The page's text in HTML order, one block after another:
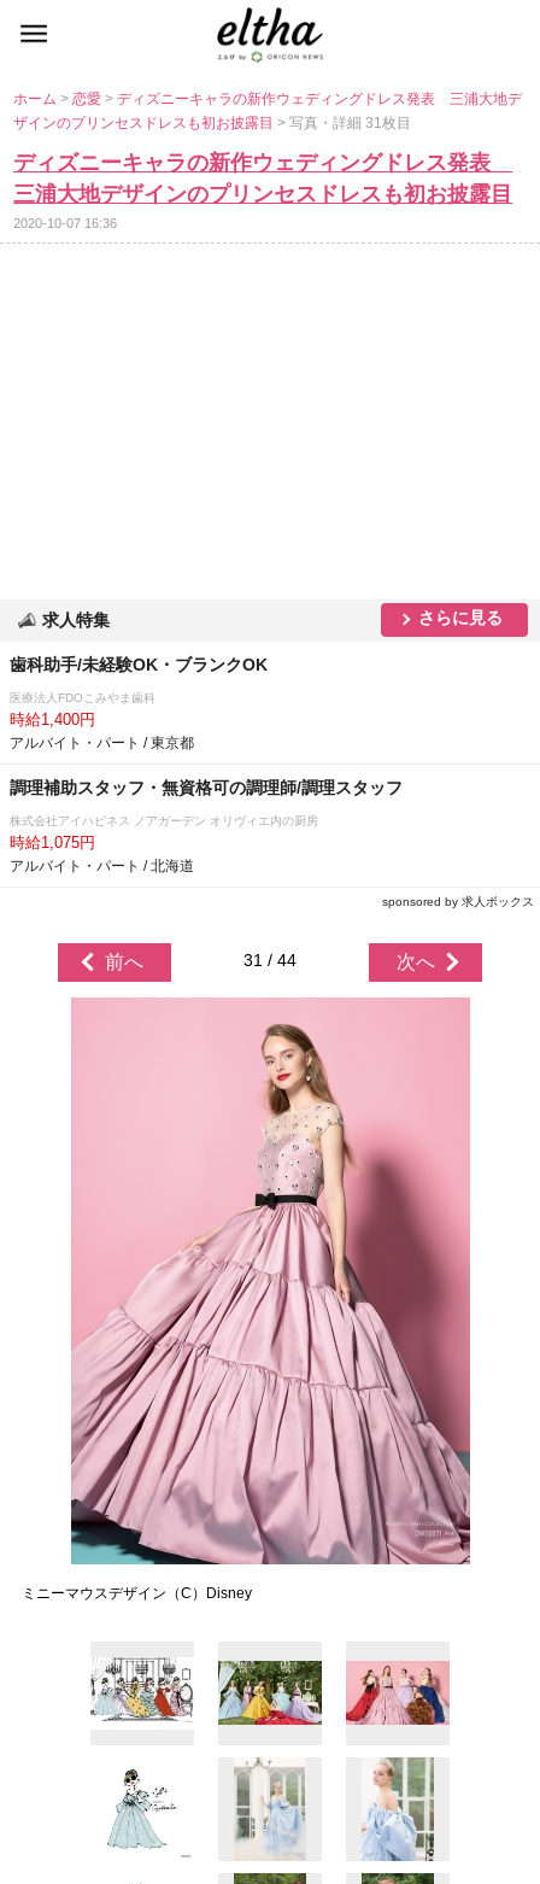
ホーム>恋愛>ディズニーキャラの新作ウェディングドレス発表 三浦大地デ
ザインのプリンセスドレスも初お披露目> 写真・詳細 31枚目
ディズニーキャラの新作ウェディングドレス発表
三浦大地デザインのプリンセスドレスも初お披露目
2020-10-07 16:36
求人特集 さらに見る
歯科助手/未経験OK・ブランクOK
医療法人FDOこみやま歯科
時給1,400円
アルバイト・パート / 東京都
調理補助スタッフ・無資格可の調理師/調理スタッフ
株式会社アイハピネス ノアガーデン オリヴィエ内の厨房
時給1,075円
アルバイト・パート / 北海道
sponsored by 求人ボックス
前へ 31 / 44 次へ
ミニーマウスデザイン（C）Disney